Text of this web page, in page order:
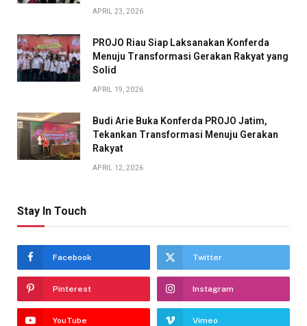
APRIL 23, 2026
PROJO Riau Siap Laksanakan Konferda
Menuju Transformasi Gerakan Rakyat yang
Solid
APRIL 19, 2026
Budi Arie Buka Konferda PROJO Jatim,
Tekankan Transformasi Menuju Gerakan
Rakyat
APRIL 12, 2026
Stay In Touch
Facebook Twitter
Pinterest Instagram
YouTube Vimeo